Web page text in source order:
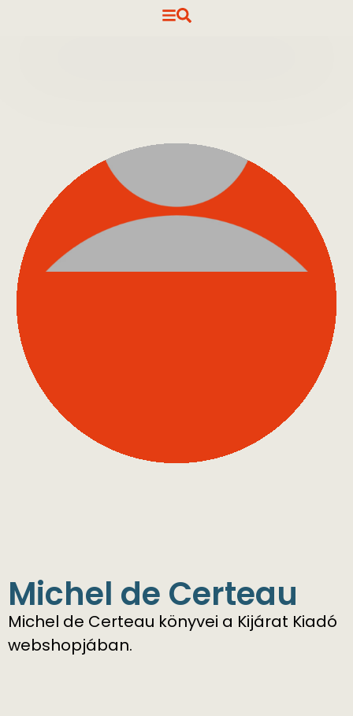
Michel de Certeau
Michel de Certeau könyvei a Kijárat Kiadó
webshopjában.